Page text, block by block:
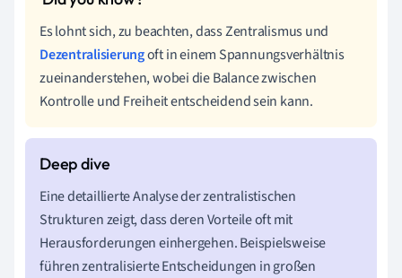
Es lohnt sich, zu beachten, dass Zentralismus und
Dezentralisierungoft in einem Spannungsverhältnis
zueinanderstehen, wobei die Balance zwischen
Kontrolle und Freiheit entscheidend sein kann.
Eine detaillierte Analyse der zentralistischen
Strukturen zeigt, dass deren Vorteile oft mit
Herausforderungen einhergehen. Beispielsweise
führen zentralisierte Entscheidungen in großen